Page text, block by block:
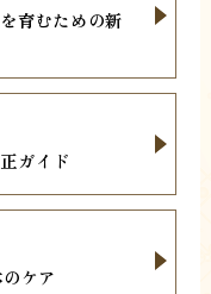
育むための新
ガイド
ケア